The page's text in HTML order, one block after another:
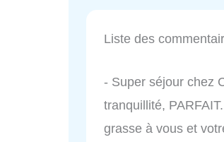
Liste des
- Super séjour chez
tranquillité,
grasse à vous et